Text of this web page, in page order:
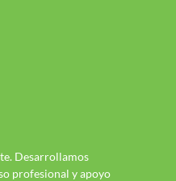
Desarrollamos
profesional y apoyo